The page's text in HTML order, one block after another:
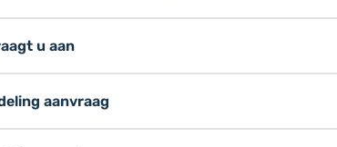
u aan
aanvraag